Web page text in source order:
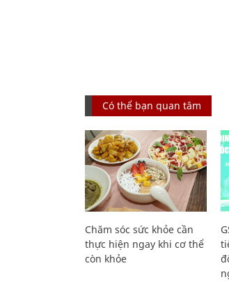
Có thể bạn quan tâm
Chăm sóc sức khỏe cần
thực hiện ngay khi cơ thể
còn khỏe